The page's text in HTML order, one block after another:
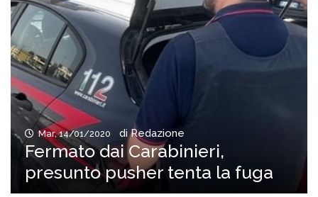
Mar, 14/01/2020 di Redazione
Fermato dai Carabinieri,
presunto pusher tenta la fuga